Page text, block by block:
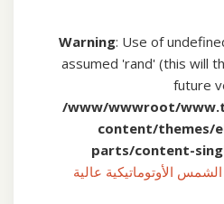
Warning: Use of
assumed 'rand' (this will
future
/www/wwwroot/
content/themes/
parts/content-
الأوتوماتيكية عالية